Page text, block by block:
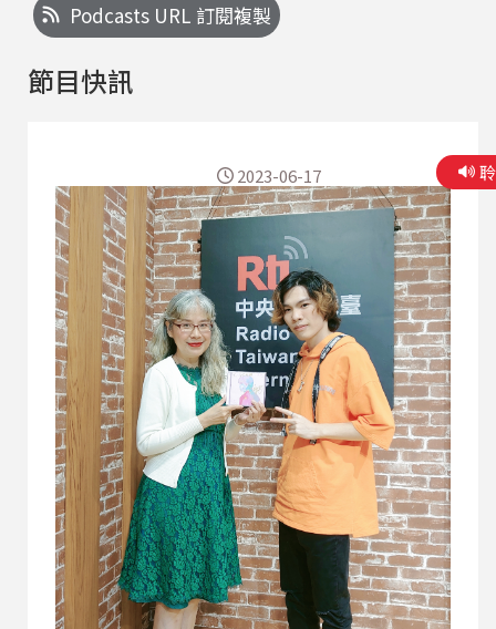
Podcasts URL 訂閱複製
節目快訊
2023-06-17